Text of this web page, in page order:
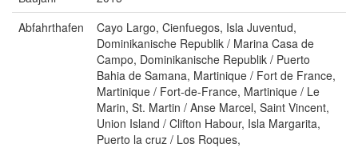
Abfahrthafen
Cayo Largo, Cienfuegos, Isla Juventud,
Dominikanische Republik / Marina Casa de
Campo, Dominikanische Republik / Puerto
Bahia de Samana, Martinique / Fort de France,
Martinique / Fort-de-France, Martinique / Le
Marin, St. Martin / Anse Marcel, Saint Vincent,
Union Island / Clifton Habour, Isla Margarita,
Puerto la cruz / Los Roques,